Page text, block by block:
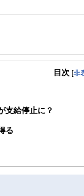
する記事を、日々の暮ら
ることで、読者目線のコンテ
ルプランナー、弁護士、税
書士、投資アナリスト、キ
アを提供するお金のコンシ
目次 [非
支給停止に？
る